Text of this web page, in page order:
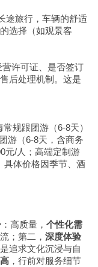
途旅行，车辆的舒适
选择（如观景客
许可证、是否签订
后处理机制。这是
规跟团游（6-8天）
游（6-8天，含商务
元/人；高端定制游
具体价格因季节、酒
高质量， 个性化需
；第二， 深度体验
追求文化沉浸与自
，行前对服务细节